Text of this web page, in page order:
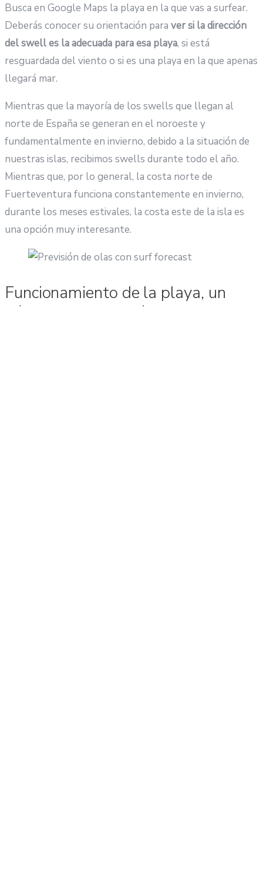
Busca en Google Maps la playa en la que vas a surfear.
Deberás conocer su orientación para ver si la dirección
del swell es la adecuada para esa playa, si está
resguardada del viento o si es una playa en la que apenas
llegará mar.
Mientras que la mayoría de los swells que llegan al
norte de España se generan en el noroeste y
fundamentalmente en invierno, debido a la situación de
nuestras islas, recibimos swells durante todo el año.
Mientras que, por lo general, la costa norte de
Fuerteventura funciona constantemente en invierno,
durante los meses estivales, la costa este de la isla es
una opción muy interesante.
Funcionamiento de la playa, un
básico en la previsión de olas en